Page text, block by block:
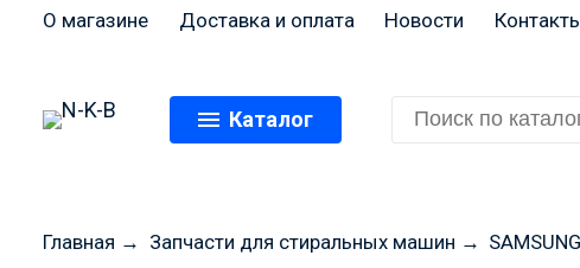
О магазине Доставка и оплата Новости
Каталог
Главная → Запчасти для стиральных машин → SAMSUNG